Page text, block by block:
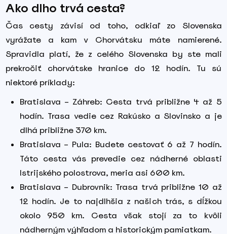
Ako dlho trvá cesta?
Čas cesty závisí od toho, odkiaľ zo Slovenska
vyrážate a kam v Chorvátsku máte namierené.
Spravidla platí, že z celého Slovenska by ste mali
prekročiť chorvátske hranice do 12 hodín. Tu sú
niektoré príklady:
Bratislava – Záhreb: Cesta trvá približne 4 až 5
hodín. Trasa vedie cez Rakúsko a Slovinsko a je
dlhá približne 370 km.
Bratislava – Pula: Budete cestovať 6 až 7 hodín.
Táto cesta vás prevedie cez nádherné oblasti
Istrijského polostrova, meria asi 600 km.
Bratislava – Dubrovnik: Trasa trvá približne 10 až
12 hodín. Je to najdlhšia z našich trás, s dĺžkou
okolo 950 km. Cesta však stojí za to kvôli
nádherným výhľadom a historickým pamiatkam.